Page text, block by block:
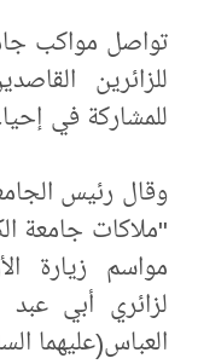
تواصل مواكب
للزائرين
للمشاركة في
وقال رئيس
"ملاكات جامعة
مواسم زيارة
لزائري أبي
العباس(عليهما